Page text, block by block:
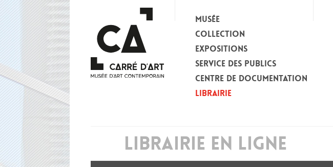
MUSÉE
COLLECTION
EXPOSITIONS
SERVICE DES PUBLICS
CENTRE DE DOCUMENTATION
LIBRAIRIE
LIBRAIRIE EN LIGNE